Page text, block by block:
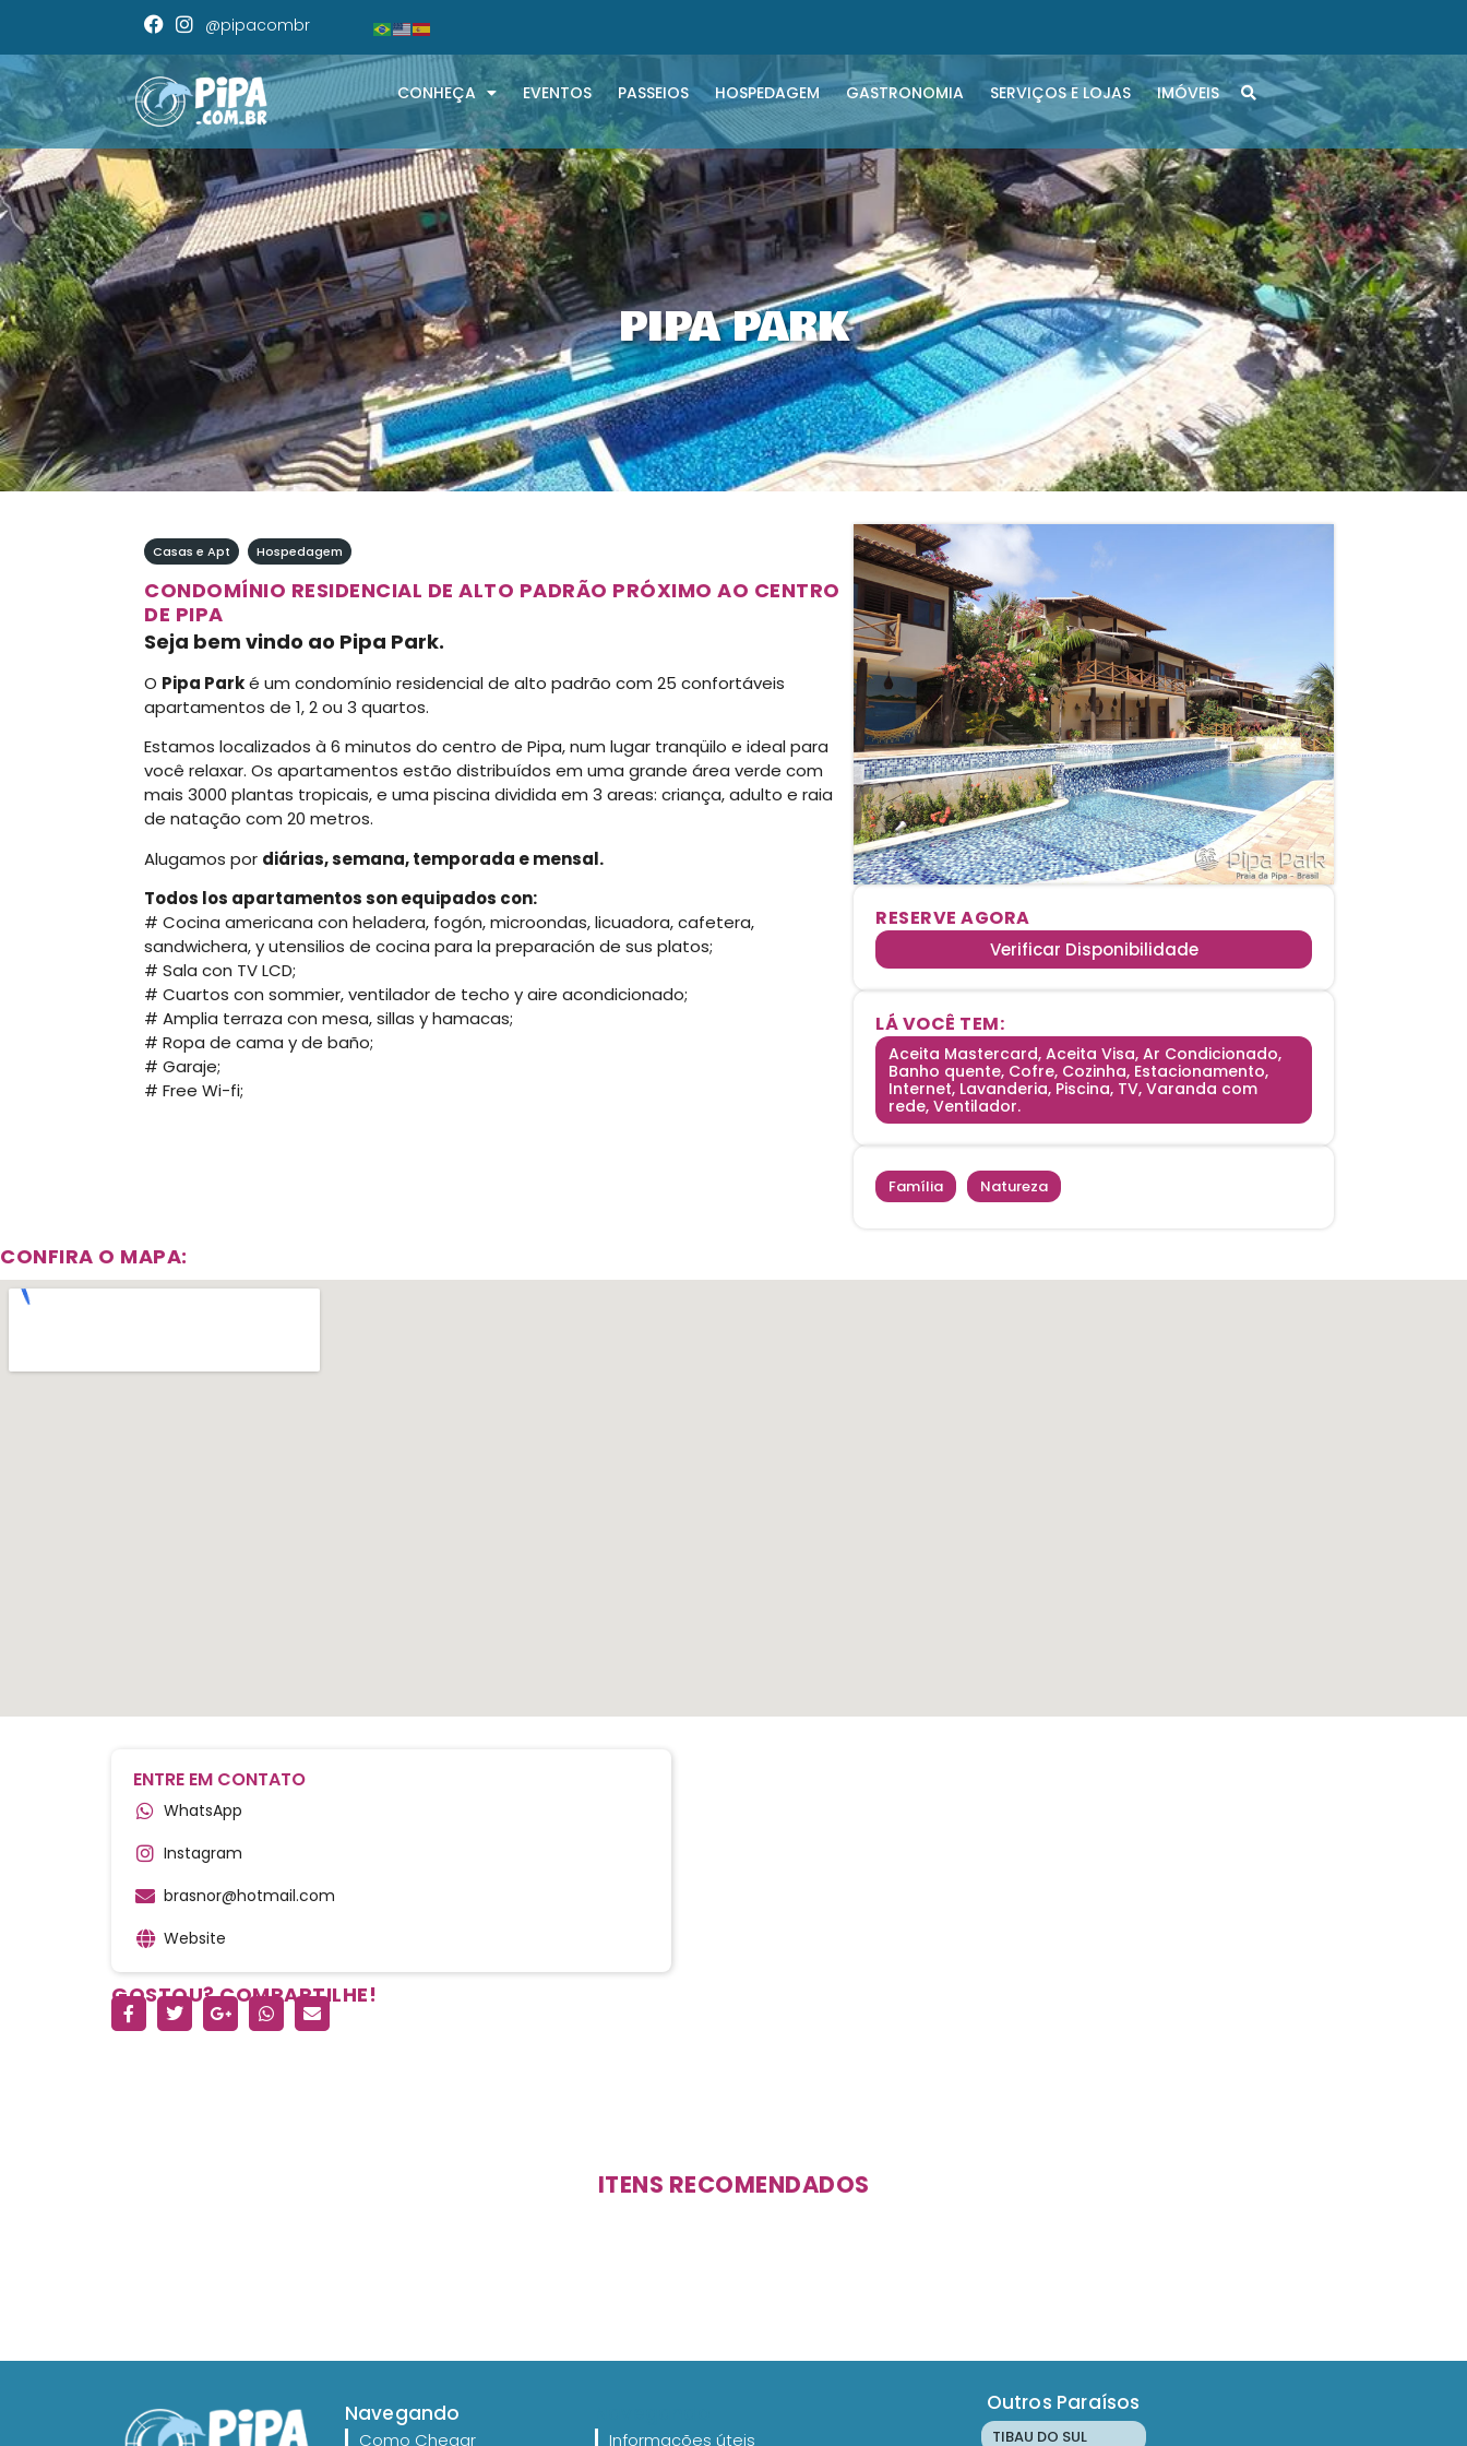
@pipacombr
CONHEÇA EVENTOS PASSEIOS HOSPEDAGEM GASTRONOMIA SERVIÇOS E LOJAS IMÓVEIS
PIPA PARK
Casas e Apt Hospedagem
CONDOMÍNIO RESIDENCIAL DE ALTO PADRÃO PRÓXIMO AO CENTRO
DE PIPA
Seja bem vindo ao Pipa Park.
O Pipa Parké um condomínio residencial de alto padrão com 25 confortáveis
apartamentos de 1, 2 ou 3 quartos.
Estamos localizados à 6 minutos do centro de Pipa, num lugar tranqüilo e ideal para
você relaxar. Os apartamentos estão distribuídos em uma grande área verde com
mais 3000 plantas tropicais, e uma piscina dividida em 3 areas: criança, adulto e raia
de natação com 20 metros.
Alugamos por diárias, semana, temporada e mensal.
Todos los apartamentos son equipados con:
# Cocina americana con heladera, fogón, microondas, licuadora, cafetera,
sandwichera, y utensilios de cocina para la preparación de sus platos;
# Sala con TV LCD;
# Cuartos con sommier, ventilador de techo y aire acondicionado;
# Amplia terraza con mesa, sillas y hamacas;
# Ropa de cama y de baño;
# Garaje;
# Free Wi-fi;
RESERVE AGORA
Verificar Disponibilidade
LÁ VOCÊ TEM:
Aceita Mastercard, Aceita Visa, Ar Condicionado,
Banho quente, Cofre, Cozinha, Estacionamento,
Internet, Lavanderia, Piscina, TV, Varanda com
rede, Ventilador.
Família Natureza
CONFIRA O MAPA:
ENTRE EM CONTATO
WhatsApp
Instagram
brasnor@hotmail.com
Website
GOSTOU? COMPARTILHE!
ITENS RECOMENDADOS
Navegando
Como Chegar Informações úteis
Outros Paraísos
TIBAU DO SUL